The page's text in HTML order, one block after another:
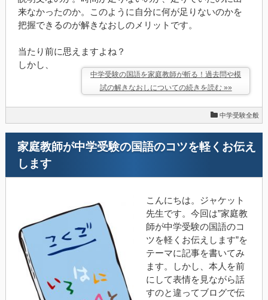
来なかったのか。このように自分に何が足りないのかを
把握できるのが解きなおしのメリットです。
当たり前に思えますよね？
しかし、
中学受験の国語を家庭教師が斬る！過去問や模
試の解きなおしについての続きを読む »»
中学受験全般
家庭教師が中学受験の国語のコツを軽くお伝え
します
こんにちは。ジャケット
先生です。今回は”家庭教
師が中学受験の国語のコ
ツを軽くお伝えします”を
テーマに記事を書いてみ
ます。しかし、本人を前
にして表情を見ながら話
すのと違ってブログで伝